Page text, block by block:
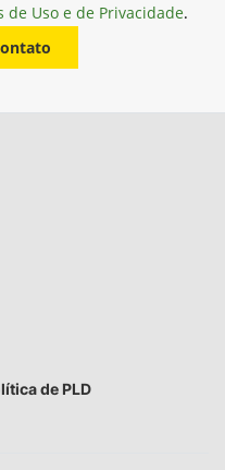
de Uso e de Privacidade.
de PLD